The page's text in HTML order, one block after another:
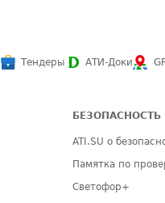
Тендеры АТИ-Доки
БЕЗОПАСНОСТЬ
ATI.SU о
Памятка по
Светофор+